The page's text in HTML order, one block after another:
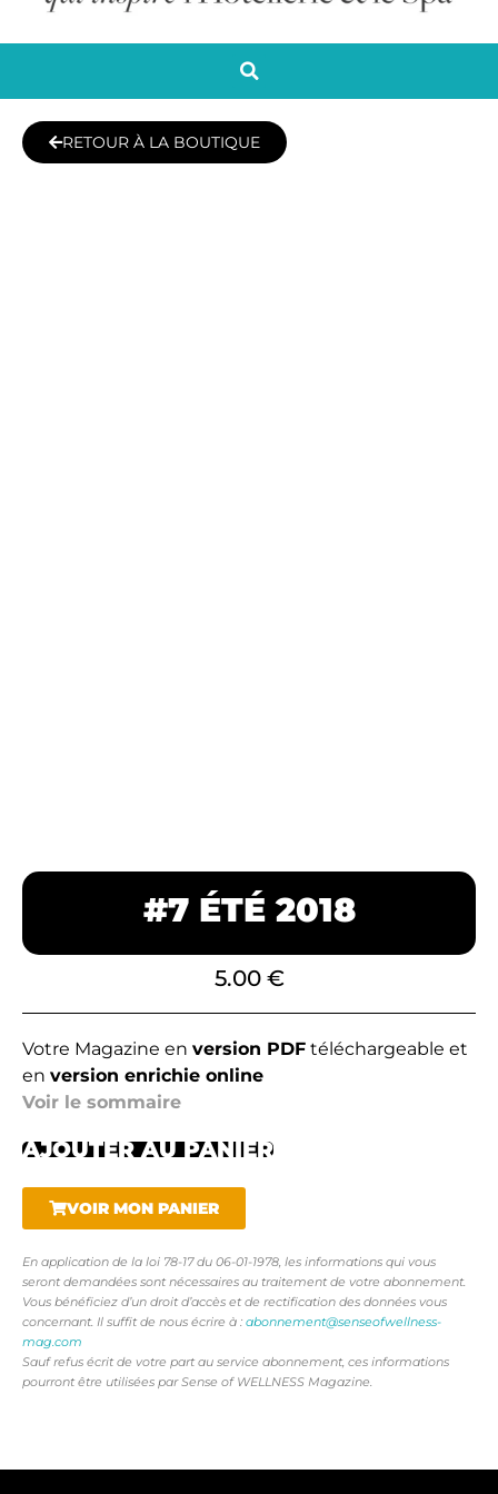
RETOUR À LA BOUTIQUE
#7 ÉTÉ 2018
5.00 €
Votre Magazine en version PDF téléchargeable et
en version enrichie online
Voir le sommaire
AJOUTER AU PANIER
VOIR MON PANIER
En application de la loi 78-17 du 06-01-1978, les informations qui vous
seront demandées sont nécessaires au traitement de votre abonnement.
Vous bénéficiez d’un droit d’accès et de rectification des données vous
concernant. Il suffit de nous écrire à : abonnement@senseofwellness-
mag.com
Sauf refus écrit de votre part au service abonnement, ces informations
pourront être utilisées par Sense of WELLNESS Magazine.